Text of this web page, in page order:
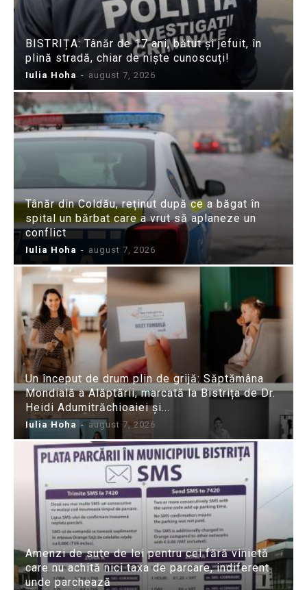
BISTRIȚA: Tânăr de 17 ani, bătut și jefuit, în
plină stradă, chiar de niște cunoscuți!
Iulia Hoha - august 7, 2026
Tânăr din Coldău, reținut după ce a băgat în
spital un bărbat care a vrut să aplaneze un
conflict
Iulia Hoha - august 7, 2026
Un început de drum plin de grijă: Săptămâna
Mondială a Alăptării, marcată la Bistrița de Dr.
Heidi Adumitrăchioaiei și...
Iulia Hoha - august 7, 2026
Amenzi de sute de lei pentru cei fără vinietă
care nu achită nici taxa de parcare, indiferent
unde parchează